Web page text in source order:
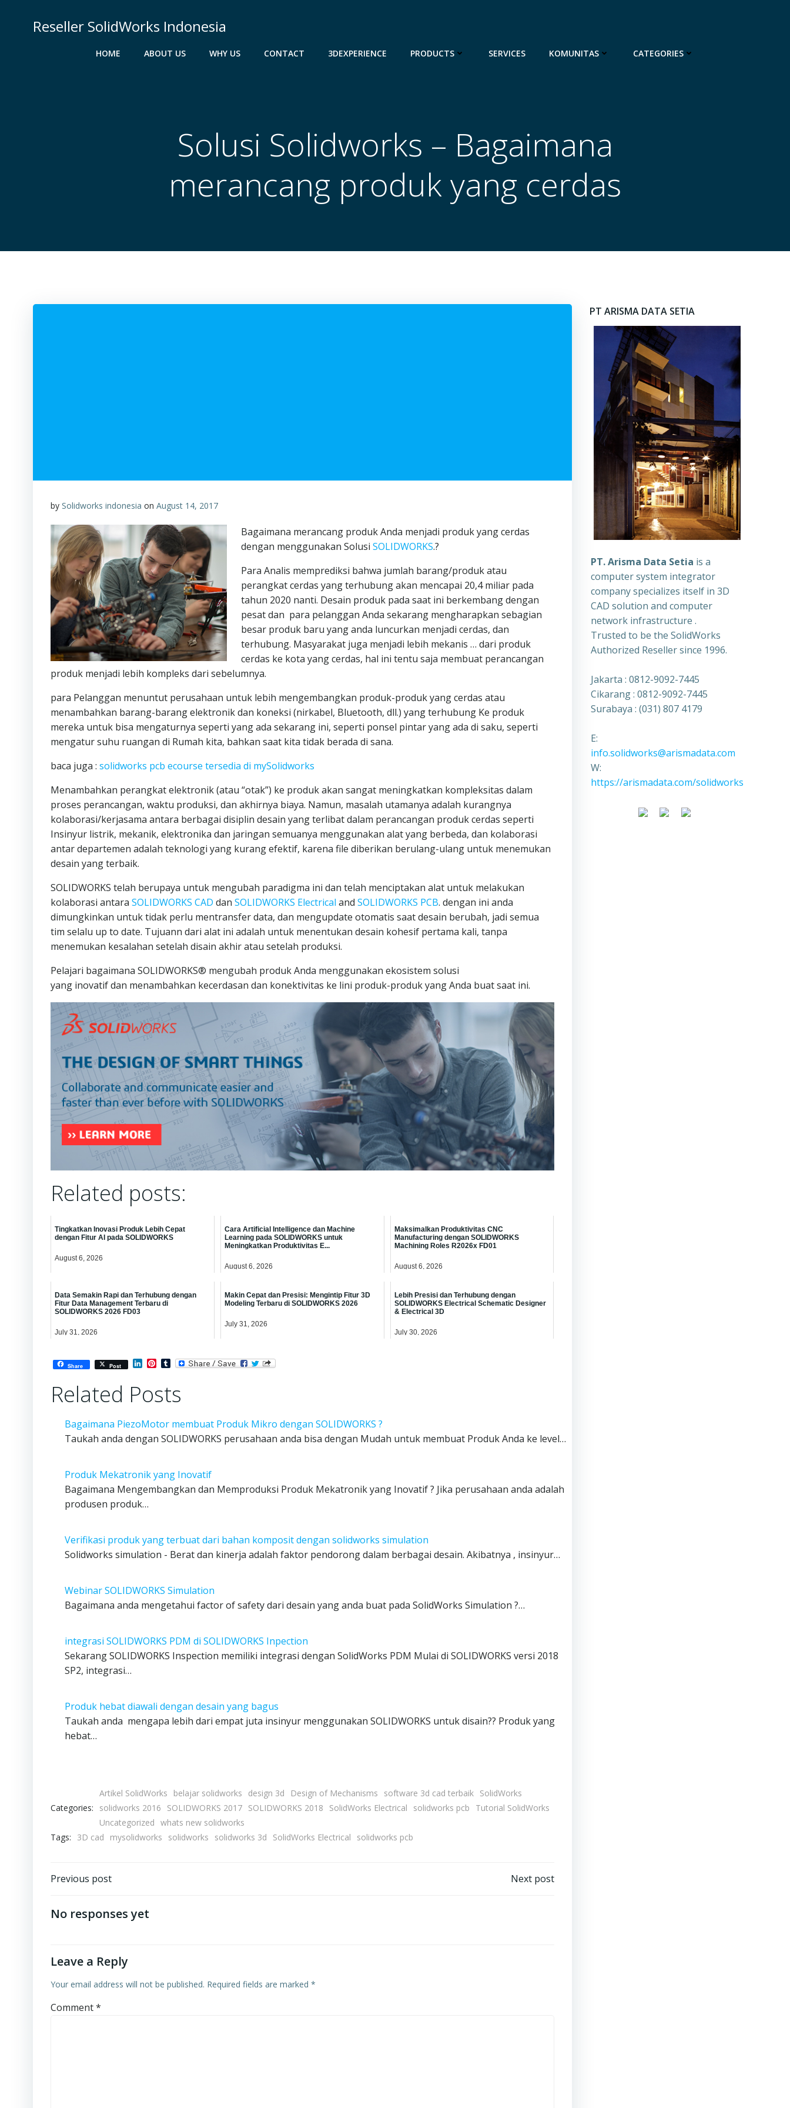
Reseller SolidWorks Indonesia
HOME ABOUT US WHY US CONTACT 3DEXPERIENCE PRODUCTS SERVICES KOMUNITAS CATEGORIES
Solusi Solidworks – Bagaimana
merancang produk yang cerdas
by Solidworks indonesia on August 14, 2017
Bagaimana merancang produk Anda menjadi produk yang cerdas
dengan menggunakan Solusi SOLIDWORKS.?
Para Analis memprediksi bahwa jumlah barang/produk atau
perangkat cerdas yang terhubung akan mencapai 20,4 miliar pada
tahun 2020 nanti. Desain produk pada saat ini berkembang dengan
pesat dan para pelanggan Anda sekarang mengharapkan sebagian
besar produk baru yang anda luncurkan menjadi cerdas, dan
terhubung. Masyarakat juga menjadi lebih mekanis … dari produk
cerdas ke kota yang cerdas, hal ini tentu saja membuat perancangan
produk menjadi lebih kompleks dari sebelumnya.
para Pelanggan menuntut perusahaan untuk lebih mengembangkan produk-produk yang cerdas atau
menambahkan barang-barang elektronik dan koneksi (nirkabel, Bluetooth, dll.) yang terhubung Ke produk
mereka untuk bisa mengaturnya seperti yang ada sekarang ini, seperti ponsel pintar yang ada di saku, seperti
mengatur suhu ruangan di Rumah kita, bahkan saat kita tidak berada di sana.
baca juga : solidworks pcb ecourse tersedia di mySolidworks
Menambahkan perangkat elektronik (atau “otak”) ke produk akan sangat meningkatkan kompleksitas dalam
proses perancangan, waktu produksi, dan akhirnya biaya. Namun, masalah utamanya adalah kurangnya
kolaborasi/kerjasama antara berbagai disiplin desain yang terlibat dalam perancangan produk cerdas seperti
Insinyur listrik, mekanik, elektronika dan jaringan semuanya menggunakan alat yang berbeda, dan kolaborasi
antar departemen adalah teknologi yang kurang efektif, karena file diberikan berulang-ulang untuk menemukan
desain yang terbaik.
SOLIDWORKS telah berupaya untuk mengubah paradigma ini dan telah menciptakan alat untuk melakukan
kolaborasi antara SOLIDWORKS CAD dan SOLIDWORKS Electrical and SOLIDWORKS PCB. dengan ini anda
dimungkinkan untuk tidak perlu mentransfer data, dan mengupdate otomatis saat desain berubah, jadi semua
tim selalu up to date. Tujuann dari alat ini adalah untuk menentukan desain kohesif pertama kali, tanpa
menemukan kesalahan setelah disain akhir atau setelah produksi.
Pelajari bagaimana SOLIDWORKS® mengubah produk Anda menggunakan ekosistem solusi
yang inovatif dan menambahkan kecerdasan dan konektivitas ke lini produk-produk yang Anda buat saat ini.
Related posts:
Tingkatkan Inovasi Produk Lebih Cepat
dengan Fitur AI pada SOLIDWORKS
August 6, 2026
Cara Artificial Intelligence dan Machine
Learning pada SOLIDWORKS untuk
Meningkatkan Produktivitas E...
August 6, 2026
Maksimalkan Produktivitas CNC
Manufacturing dengan SOLIDWORKS
Machining Roles R2026x FD01
August 6, 2026
Data Semakin Rapi dan Terhubung dengan
Fitur Data Management Terbaru di
SOLIDWORKS 2026 FD03
July 31, 2026
Makin Cepat dan Presisi: Mengintip Fitur 3D
Modeling Terbaru di SOLIDWORKS 2026
July 31, 2026
Lebih Presisi dan Terhubung dengan
SOLIDWORKS Electrical Schematic Designer
& Electrical 3D
July 30, 2026
Share Post LinkedIn
Pinterest
Tumblr
Related Posts
Bagaimana PiezoMotor membuat Produk Mikro dengan SOLIDWORKS ?
Taukah anda dengan SOLIDWORKS perusahaan anda bisa dengan Mudah untuk membuat Produk Anda ke level…
Produk Mekatronik yang Inovatif
Bagaimana Mengembangkan dan Memproduksi Produk Mekatronik yang Inovatif ? Jika perusahaan anda adalah
produsen produk…
Verifikasi produk yang terbuat dari bahan komposit dengan solidworks simulation
Solidworks simulation - Berat dan kinerja adalah faktor pendorong dalam berbagai desain. Akibatnya , insinyur…
Webinar SOLIDWORKS Simulation
Bagaimana anda mengetahui factor of safety dari desain yang anda buat pada SolidWorks Simulation ?…
integrasi SOLIDWORKS PDM di SOLIDWORKS Inpection
Sekarang SOLIDWORKS Inspection memiliki integrasi dengan SolidWorks PDM Mulai di SOLIDWORKS versi 2018
SP2, integrasi…
Produk hebat diawali dengan desain yang bagus
Taukah anda mengapa lebih dari empat juta insinyur menggunakan SOLIDWORKS untuk disain?? Produk yang
hebat…
Categories:
Artikel SolidWorks belajar solidworks design 3d Design of Mechanisms software 3d cad terbaik SolidWorks
solidworks 2016
SOLIDWORKS 2017 SOLIDWORKS 2018 SolidWorks Electrical solidworks pcb
Tutorial SolidWorks
Uncategorized whats new solidworks
Tags:
3D cad mysolidworks solidworks solidworks 3d SolidWorks Electrical solidworks pcb
Post
navigation
Previous post Next post
No responses yet
Leave a Reply
Your email address will not be published. Required fields are marked *
Comment*
PT ARISMA DATA SETIA
PT. Arisma Data Setia is a
computer system integrator
company specializes itself in 3D
CAD solution and computer
network infrastructure .
Trusted to be the SolidWorks
Authorized Reseller since 1996.
Jakarta : 0812-9092-7445
Cikarang : 0812-9092-7445
Surabaya : (031) 807 4179
E:
info.solidworks@arismadata.com
W:
https://arismadata.com/solidworks